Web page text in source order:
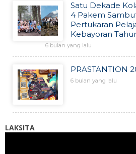
Satu Dekade
4 Pakem
Pertukaran
Kebayoran
6 bulan yang lalu
PRASTANTION
6 bulan yang lalu
LAKSITA